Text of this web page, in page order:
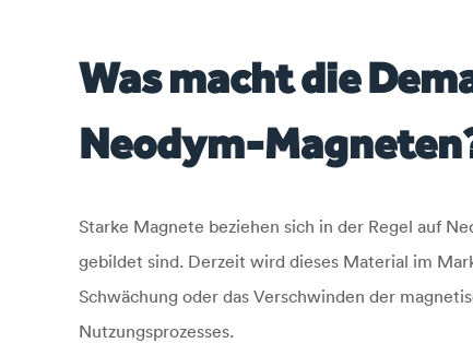
Was macht die
Neodym-
Starke Magnete beziehen sich in der Regel auf
gebildet sind. Derzeit wird dieses Material im
Schwächung oder das Verschwinden der
Nutzungsprozesses.